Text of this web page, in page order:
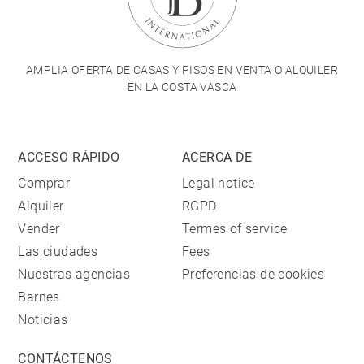
AMPLIA OFERTA DE CASAS Y PISOS EN VENTA O ALQUILER
EN LA COSTA VASCA
ACCESO RÁPIDO
Comprar
Alquiler
Vender
Las ciudades
Nuestras agencias
Barnes
Noticias
ACERCA DE
Legal notice
RGPD
Termes of service
Fees
Preferencias de cookies
CONTÁCTENOS